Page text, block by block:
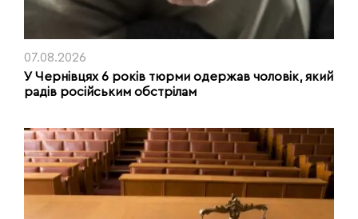
07.08.2026
У Чернівцях 6 років тюрми одержав чоловік, який
радів російським обстрілам